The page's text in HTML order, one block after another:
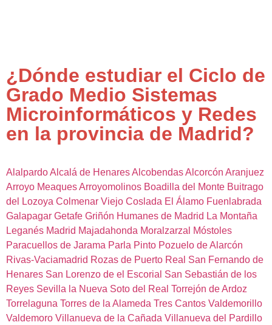
¿Dónde estudiar el Ciclo de
Grado Medio Sistemas
Microinformáticos y Redes
en la provincia de Madrid?
AlalpardoAlcalá de HenaresAlcobendasAlcorcón Aranjuez
Arroyo MeaquesArroyomolinos Boadilla del Monte Buitrago
del Lozoya Colmenar Viejo Coslada El Álamo Fuenlabrada
Galapagar Getafe Griñón Humanes de Madrid La Montaña
Leganés Madrid Majadahonda Moralzarzal
Móstoles
Paracuellos de Jarama Parla Pinto Pozuelo de Alarcón
Rivas-Vaciamadrid Rozas de Puerto Real San Fernando de
Henares San Lorenzo de el Escorial San Sebastián de los
Reyes Sevilla la Nueva Soto del Real Torrejón de Ardoz
Torrelaguna Torres de la Alameda Tres Cantos Valdemorillo
Valdemoro Villanueva de la Cañada Villanueva del Pardillo